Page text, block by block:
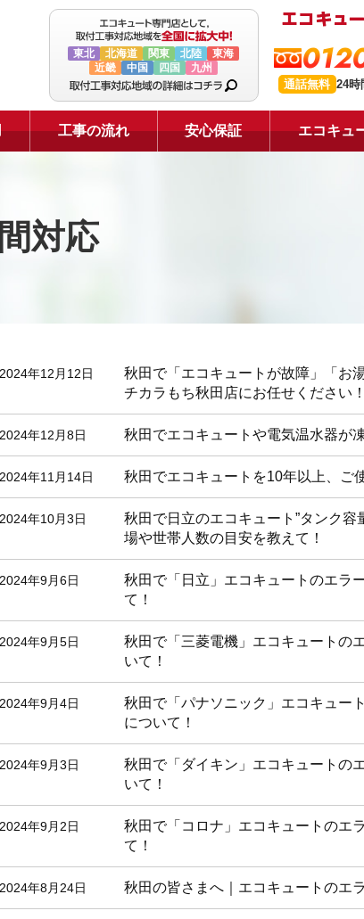
東北 北海道 関東 北陸
東海
近畿
中国 四国 九州
通話無料 24時
工事の流れ 安心保証 エコキュ
対応
2024年12月12日
秋田で「エコキュートが故障」「お
チカラもち秋田店にお任せください
2024年12月8日 秋田でエコキュートや電気温水器が
2024年11月14日 秋田でエコキュートを10年以上、ご
2024年10月3日
秋田で日立のエコキュート”タンク
場や世帯人数の目安を教えて！
2024年9月6日
秋田で「日立」エコキュートのエラ
て！
2024年9月5日
秋田で「三菱電機」エコキュートの
いて！
2024年9月4日
秋田で「パナソニック」エコキュー
について！
2024年9月3日
秋田で「ダイキン」エコキュートの
いて！
2024年9月2日
秋田で「コロナ」エコキュートのエ
て！
2024年8月24日 秋田の皆さまへ｜エコキュートのエ